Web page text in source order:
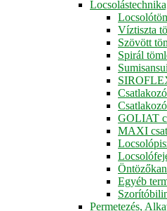
Víztiszta
Szövött
Spirál
GOLIAT
MAXI
Egyéb
Permetezés,